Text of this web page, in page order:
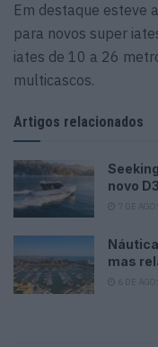
Em destaque esteve
para novos super
iates de 10 a 26
multicascos.
Artigos relacionados
novo
mas